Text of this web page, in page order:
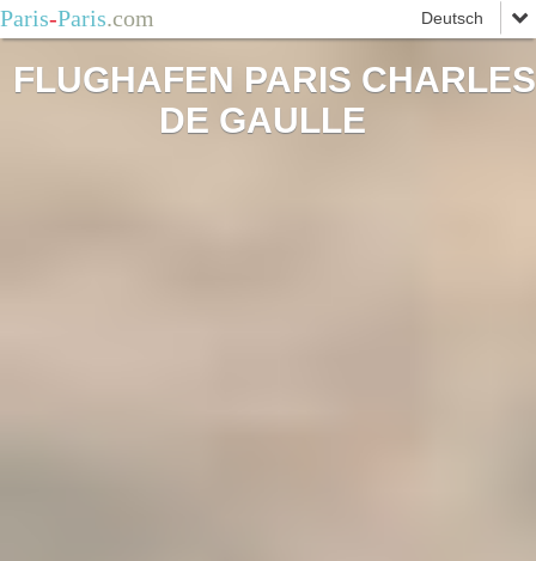
Paris-Paris.com
FLUGHAFEN PARIS CHARLES
DE GAULLE